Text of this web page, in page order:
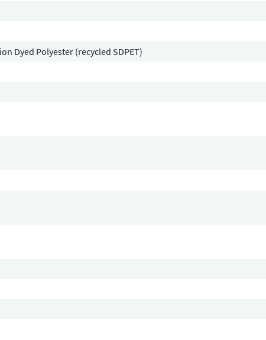
Dyed Polyester (recycled SDPET)